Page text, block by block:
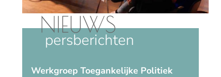
NIEUWS
persberichten
Werkgroep Toegankelijke Politiek